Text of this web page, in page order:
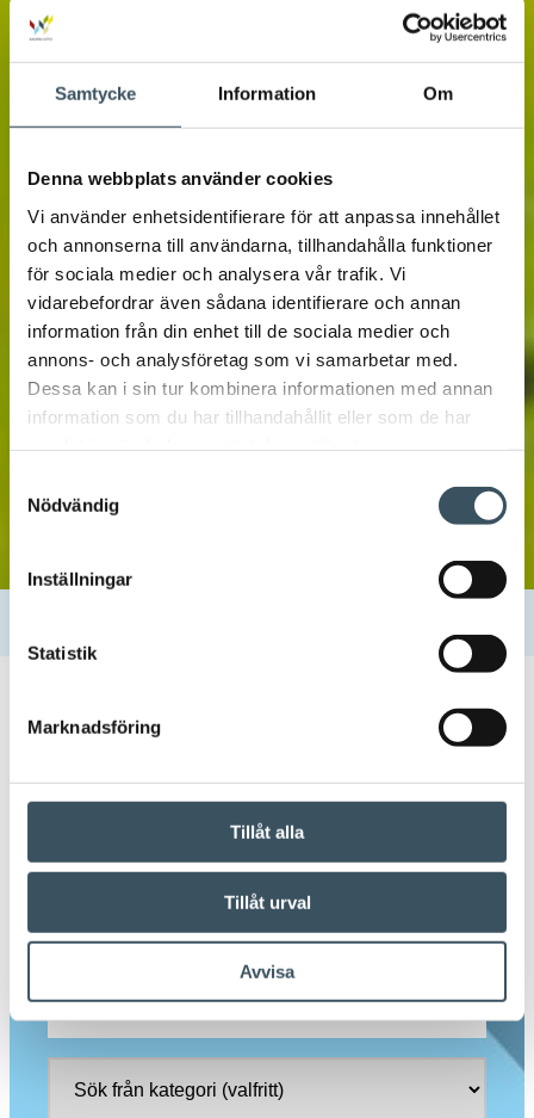
Samtycke Information Om
Denna webbplats använder cookies
Vi använder enhetsidentifierare för att anpassa innehållet
och annonserna till användarna, tillhandahålla funktioner
för sociala medier och analysera vår trafik. Vi
vidarebefordrar även sådana identifierare och annan
information från din enhet till de sociala medier och
annons- och analysföretag som vi samarbetar med.
Dessa kan i sin tur kombinera informationen med annan
information som du har tillhandahållit eller som de har
Nödvändig
Inställningar
Statistik
Marknadsföring
Tillåt alla
Tillåt urval
Avvisa
Databank
Sök från databank
handeln